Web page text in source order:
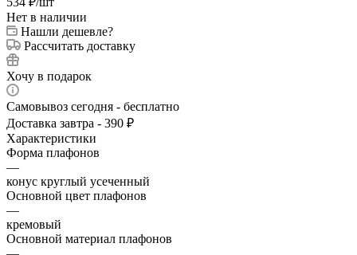
Нет в наличии
Нашли дешевле?
Рассчитать доставку
Хочу в подарок
Самовывоз сегодня - бесплатно
Доставка завтра - 390 ₽
Характеристики
Форма плафонов
—
конус круглый усеченный
Основной цвет плафонов
—
кремовый
Основной материал плафонов